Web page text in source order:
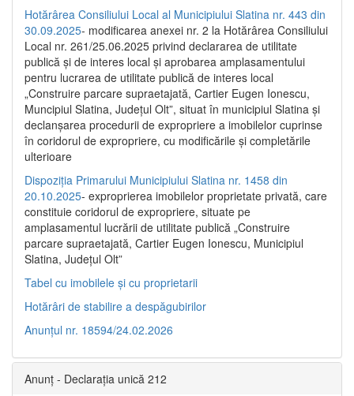
Hotărârea Consiliului Local al Municipiului Slatina nr. 443 din
30.09.2025- modificarea anexei nr. 2 la Hotărârea Consiliului
Local nr. 261/25.06.2025 privind declararea de utilitate
publică şi de interes local şi aprobarea amplasamentului
pentru lucrarea de utilitate publică de interes local
„Construire parcare supraetajată, Cartier Eugen Ionescu,
Muncipiul Slatina, Judeţul Olt”, situat în municipiul Slatina şi
declanşarea procedurii de expropriere a imobilelor cuprinse
în coridorul de expropriere, cu modificările şi completările
ulterioare
Dispoziția Primarului Municipiului Slatina nr. 1458 din
20.10.2025- exproprierea imobilelor proprietate privată, care
constituie coridorul de expropriere, situate pe
amplasamentul lucrării de utilitate publică „Construire
parcare supraetajată, Cartier Eugen Ionescu, Municipiul
Slatina, Județul Olt”
Tabel cu imobilele și cu proprietarii
Hotărâri de stabilire a despăgubirilor
Anunțul nr. 18594/24.02.2026
Anunț - Declarația unică 212